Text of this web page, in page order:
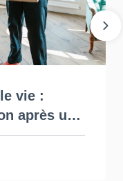
vie :
après un